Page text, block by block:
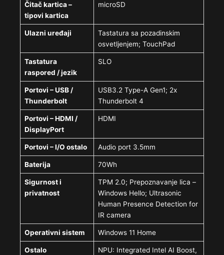
Čitač kartica –
tipovi kartica
microSD
Ulazni uređaji
Tastatura sa pozadinskim
osvetljenjem; TouchPad
Tastatura
raspored / jezik
SLO
Portovi – USB /
Thunderbolt
USB3.2 Type-A Gen1; 2x
Thunderbolt 4
Portovi – HDMI /
DisplayPort
HDMI
Portovi – I/O ostalo Audio port 3.5mm
Baterija 70Wh
Sigurnost i
privatnost
TPM 2.0; Prepoznavanje lica –
Windows Hello; Ultrasonic
Human Presence Detection for
IR camera
Operativni sistem Windows 11 Home
Ostalo
NPU: Integrated Intel AI Boost,